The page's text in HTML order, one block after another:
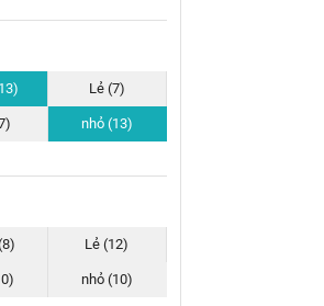
Lẻ (7)
nhỏ (13)
Lẻ (12)
nhỏ (10)